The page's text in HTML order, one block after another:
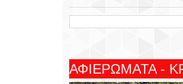
ΑΦΙΕΡΩΜΑΤΑ -